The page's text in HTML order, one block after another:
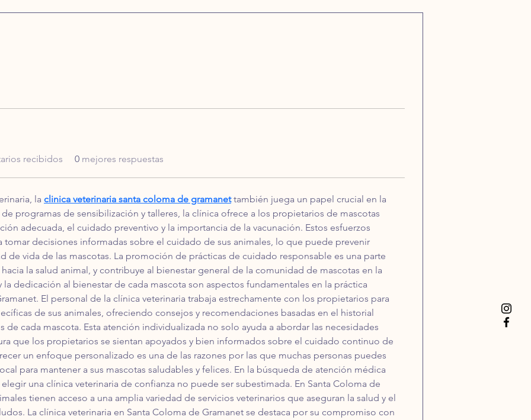
recibidos 0 mejores respuestas
la clinica veterinaria santa coloma de gramanet también juega un papel crucial en la
programas de sensibilización y talleres, la clínica ofrece a los propietarios de mascotas
adecuada, el cuidado preventivo y la importancia de la vacunación. Estos esfuerzos
tomar decisiones informadas sobre el cuidado de sus animales, lo que puede prevenir
de vida de las mascotas. La promoción de prácticas de cuidado responsable es una parte
la salud animal, y contribuye al bienestar general de la comunidad de mascotas en la
la dedicación al bienestar de cada mascota son aspectos fundamentales en la práctica
El personal de la clínica veterinaria trabaja estrechamente con los propietarios para
de sus animales, ofreciendo consejos y recomendaciones basadas en el historial
de cada mascota. Esta atención individualizada no solo ayuda a abordar las necesidades
que los propietarios se sientan apoyados y bien informados sobre el cuidado continuo de
un enfoque personalizado es una de las razones por las que muchas personas puedes
para mantener a sus mascotas saludables y felices. En la búsqueda de atención médica
una clínica veterinaria de confianza no puede ser subestimada. En Santa Coloma de
tienen acceso a una amplia variedad de servicios veterinarios que aseguran la salud y el
La clínica veterinaria en Santa Coloma de Gramanet se destaca por su compromiso con